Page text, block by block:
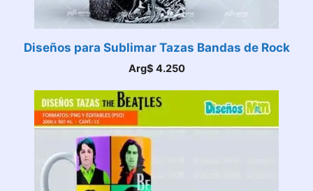
Diseños para Sublimar Tazas Bandas de Rock
Arg$ 4.250